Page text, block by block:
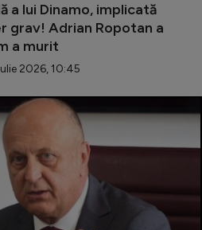
League
League
a lui Dinamo, implicată
grav! Adrian Ropotan a
a murit
2026, 10:45